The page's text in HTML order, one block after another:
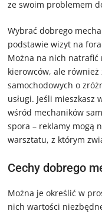
ze swoim problemem
Wybrać dobrego
podstawie wizyt na
Można na nich natrafić
kierowców, ale
samochodowych o
usługi. Jeśli
wśród mechaników
spora – reklamy mogą
warsztatu, z którym
Cechy dobrego
Można je określić w
nich wartości